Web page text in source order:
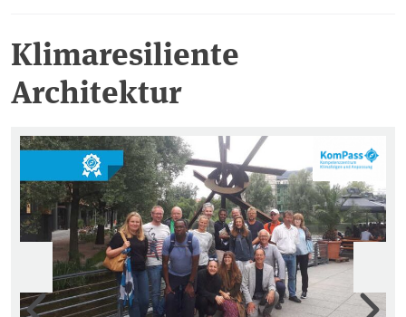
Klimaresiliente
Architektur
Vorherige